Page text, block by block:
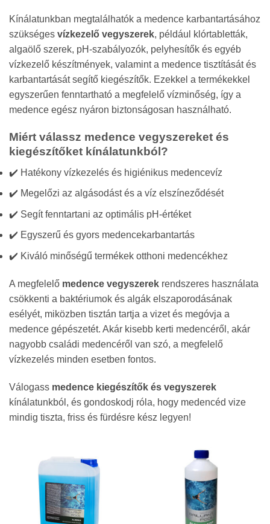
Kínálatunkban megtalálhatók a medence karbantartásához
szükséges vízkezelő vegyszerek, például klórtabletták,
algaölő szerek, pH-szabályozók, pelyhesítők és egyéb
vízkezelő készítmények, valamint a medence tisztítását és
karbantartását segítő kiegészítők. Ezekkel a termékekkel
egyszerűen fenntartható a megfelelő vízminőség, így a
medence egész nyáron biztonságosan használható.
Miért válassz medence vegyszereket és
kiegészítőket kínálatunkból?
✔️ Hatékony vízkezelés és higiénikus medencevíz
✔️ Megelőzi az algásodást és a víz elszíneződését
✔️ Segít fenntartani az optimális pH-értéket
✔️ Egyszerű és gyors medencekarbantartás
✔️ Kiváló minőségű termékek otthoni medencékhez
A megfelelő medence vegyszerek rendszeres használata
csökkenti a baktériumok és algák elszaporodásának
esélyét, miközben tisztán tartja a vizet és megóvja a
medence gépészetét. Akár kisebb kerti medencéről, akár
nagyobb családi medencéről van szó, a megfelelő
vízkezelés minden esetben fontos.
Válogass medence kiegészítők és vegyszerek
kínálatunkból, és gondoskodj róla, hogy medencéd vize
mindig tiszta, friss és fürdésre kész legyen!